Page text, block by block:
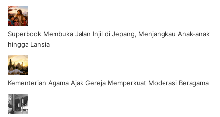
Superbook Membuka Jalan Injil di Jepang, Menjangkau Anak-anak
hingga Lansia
Kementerian Agama Ajak Gereja Memperkuat Moderasi Beragama